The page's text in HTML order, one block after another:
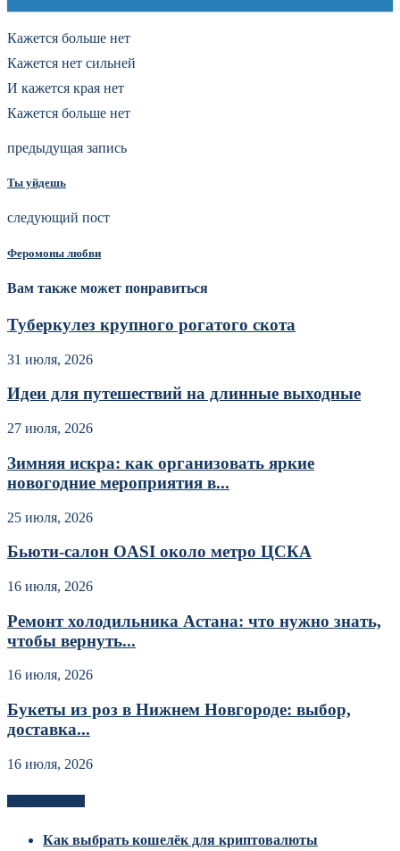
Кажется больше нет
Кажется нет сильней
И кажется края нет
Кажется больше нет
предыдущая запись
Ты уйдешь
следующий пост
Феромоны любви
Вам также может понравиться
Туберкулез крупного рогатого скота
31 июля, 2026
Идеи для путешествий на длинные выходные
27 июля, 2026
Зимняя искра: как организовать яркие
новогодние мероприятия в...
25 июля, 2026
Бьюти-салон OASI около метро ЦСКА
16 июля, 2026
Ремонт холодильника Астана: что нужно знать,
чтобы вернуть...
16 июля, 2026
Букеты из роз в Нижнем Новгороде: выбор,
доставка...
16 июля, 2026
Как выбрать кошелёк для криптовалюты